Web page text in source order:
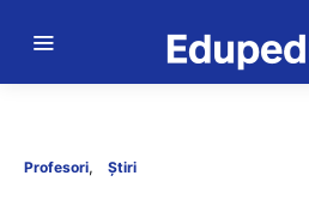
Profesori Știri